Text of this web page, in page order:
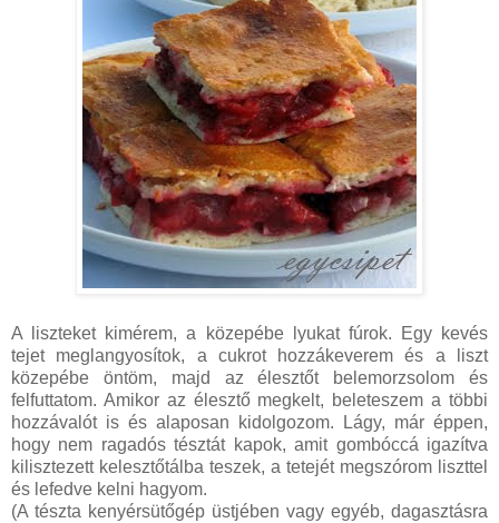
A liszteket kimérem, a közepébe lyukat fúrok. Egy kevés
tejet meglangyosítok, a cukrot hozzákeverem és a liszt
közepébe öntöm, majd az élesztőt belemorzsolom és
felfuttatom. Amikor az élesztő megkelt, beleteszem a többi
hozzávalót is és alaposan kidolgozom. Lágy, már éppen,
hogy nem ragadós tésztát kapok, amit gombóccá igazítva
kilisztezett kelesztőtálba teszek, a tetejét megszórom liszttel
és lefedve kelni hagyom.
(A tészta kenyérsütőgép üstjében vagy egyéb, dagasztásra